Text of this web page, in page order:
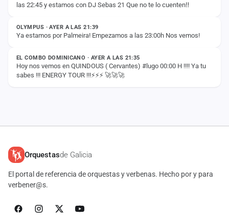
las 22:45 y estamos con DJ Sebas 21 Que no te lo cuenten‼️
ESTADO
OLYMPUS · AYER A LAS 21:39
Ya estamos por Palmeira! Empezamos a las 23:00h Nos vemos!
ESTADO
EL COMBO DOMINICANO · AYER A LAS 21:35
Hoy nos vemos en QUINDOUS ( Cervantes) #lugo 00:00 H !!!! Ya tu
sabes !!! ENERGY TOUR !!!⚡️⚡️⚡️ 🚀🚀🚀
Orquestasde Galicia
El portal de referencia de orquestas y verbenas. Hecho por y para
verbener@s.